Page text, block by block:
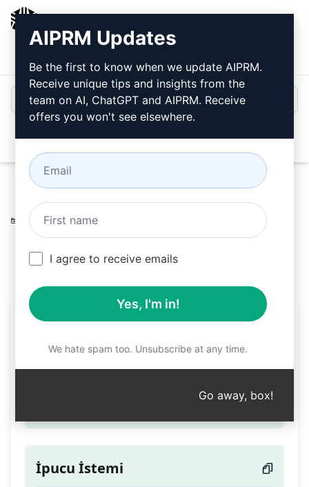
Giriş
Home / Yapay Zeka İpuçları
/
Design Prompts /
WKDDRW
May 25, 2023
787
0 426
Beyin Fırtınası
Teaser
İpucu İstemi
AIPRM Updates
Be the first to know when we update AIPRM.
Receive unique tips and insights from the
team on AI, ChatGPT and AIPRM. Receive
offers you won't see elsewhere.
I agree to receive emails
Yes, I'm in!
We hate spam too. Unsubscribe at any time.
Go away, box!